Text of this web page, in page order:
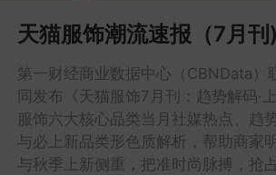
天猫服饰潮流速报（7月刊)
第一财经商业数据中心（CBNData）
同发布《天猫服饰7月刊：趋势解码·
服饰六大核心品类当月社媒热点、趋
与必上新品类形色质解析，帮助商家
与秋季上新侧重，把准时尚脉搏，抢
章
第
二
章
第
三
章
第